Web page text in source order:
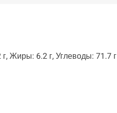
Жиры: 6.2 г, Углеводы: 71.7 г